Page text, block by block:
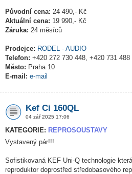
Původní cena: 24 490,- Kč
Aktuální cena: 19 990,- Kč
Záruka: 24 měsíců
Prodejce: RODEL - AUDIO
Telefon: +420 272 730 448, +420 731 488
Město: Praha 10
E-mail: e-mail
Kef Ci 160QL
04 zář 2025 17:06
KATEGORIE: REPROSOUSTAVY
Vystavený pár!!!
Sofistikovaná KEF Uni-Q technologie
reproduktor doprostřed středobasového